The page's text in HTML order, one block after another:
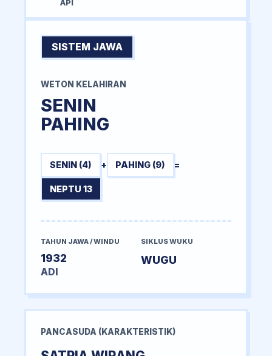
API
SISTEM JAWA
WETON KELAHIRAN
SENIN
PAHING
SENIN (4) + PAHING (9) =
NEPTU 13
TAHUN JAWA / WINDU
1932
ADI
SIKLUS WUKU
WUGU
PANCASUDA (KARAKTERISTIK)